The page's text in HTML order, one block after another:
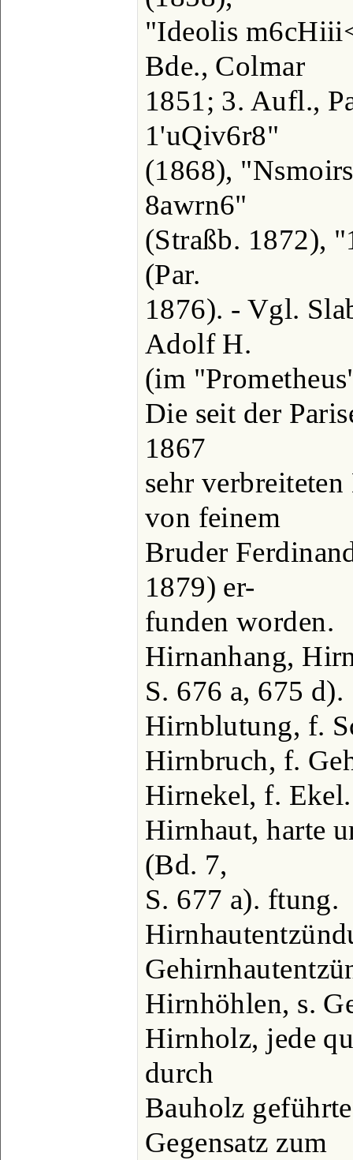
"Ideolis
Bde., Colmar
1851; 3. Aufl.,
1'uQiv6r8"
(1868),
8awrn6"
(Straßb. 1872),
(Par.
1876). - Vgl.
Adolf H.
(im
Die seit der
1867
sehr
von feinem
Bruder
1879) er-
funden worden.
Hirnanhang,
S. 676 a, 675 d).
Hirnblutung, f.
Hirnbruch, f.
Hirnekel, f. Ekel.
Hirnhaut, harte
(Bd. 7,
S. 677 a). ftung.
Hirnhöhlen, s.
Hirnholz, jede
durch
Bauholz
Gegensatz zum